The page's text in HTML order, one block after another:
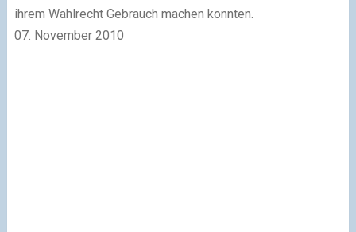
ihrem Wahlrecht Gebrauch machen konnten.
07. November 2010